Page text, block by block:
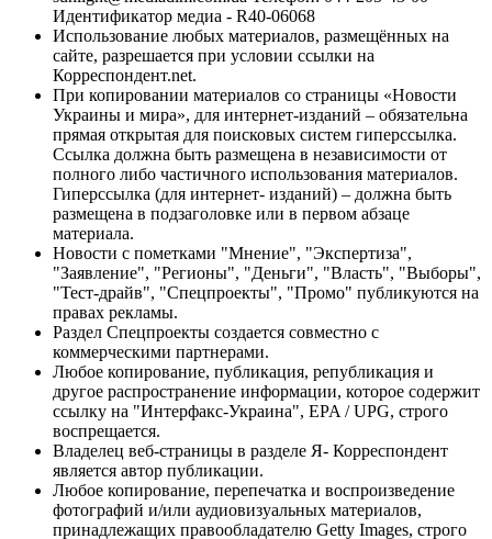
Идентификатор медиа - R40-06068
Использование любых материалов, размещённых на
сайте, разрешается при условии ссылки на
Корреспондент.net.
При копировании материалов со страницы «Новости
Украины и мира», для интернет-изданий – обязательна
прямая открытая для поисковых систем гиперссылка.
Ссылка должна быть размещена в независимости от
полного либо частичного использования материалов.
Гиперссылка (для интернет- изданий) – должна быть
размещена в подзаголовке или в первом абзаце
материала.
Новости с пометками "Мнение", "Экспертиза",
"Заявление", "Регионы", "Деньги", "Власть", "Выборы",
"Тест-драйв", "Спецпроекты", "Промо" публикуются на
правах рекламы.
Раздел Спецпроекты создается совместно с
коммерческими партнерами.
Любое копирование, публикация, републикация и
другое распространение информации, которое содержит
ссылку на "Интерфакс-Украина", EPA / UPG, строго
воспрещается.
Владелец веб-страницы в разделе Я- Корреспондент
является автор публикации.
Любое копирование, перепечатка и воспроизведение
фотографий и/или аудиовизуальных материалов,
принадлежащих правообладателю Getty Images, строго